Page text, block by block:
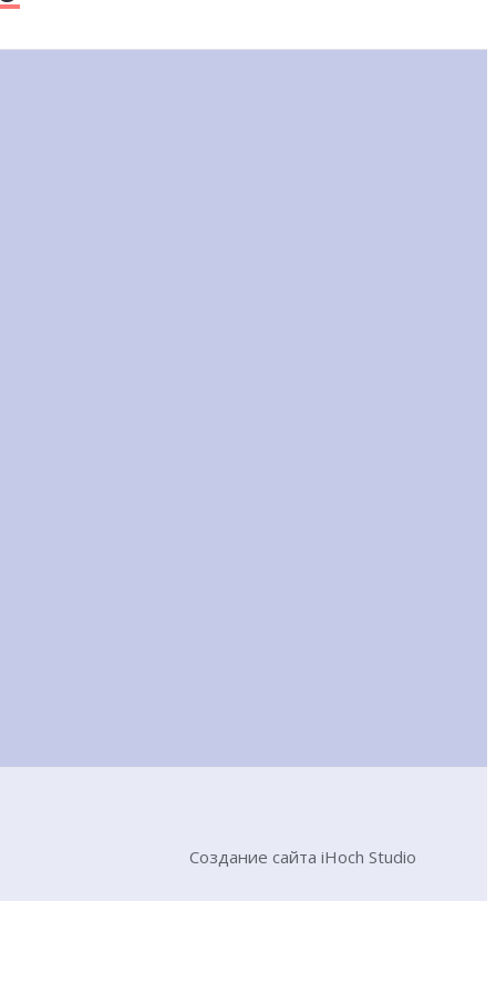
Создание сайта iHoch Studio